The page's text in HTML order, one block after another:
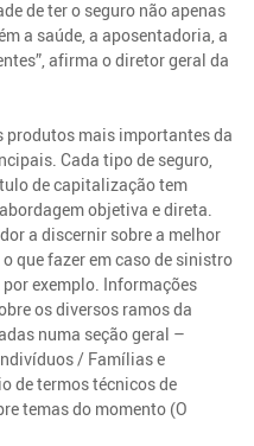
de ter o seguro não apenas
a saúde, a aposentadoria, a
afirma o diretor geral da
produtos mais importantes da
Cada tipo de seguro,
de capitalização tem
objetiva e direta.
a discernir sobre a melhor
que fazer em caso de sinistro
exemplo. Informações
os diversos ramos da
numa seção geral –
/ Famílias e
de termos técnicos de
temas do momento (O